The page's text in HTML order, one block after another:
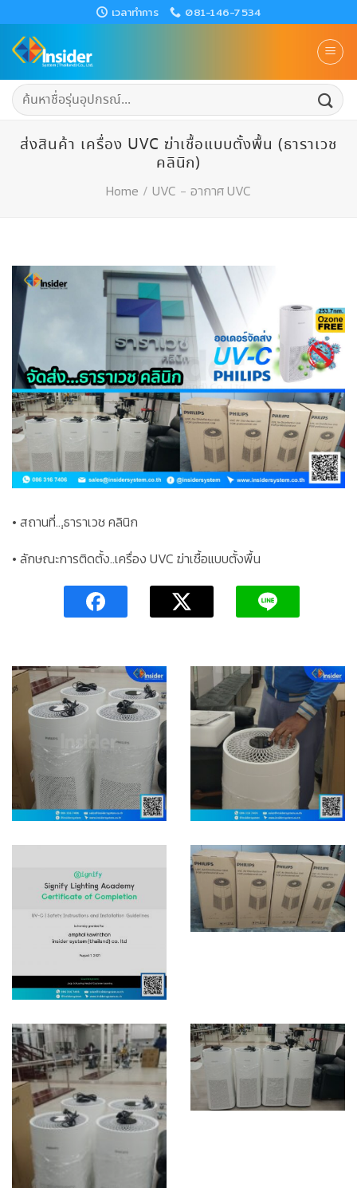
to
content
เวลาทำการ 081-146-7534
ค้นหา:
ส่งสินค้า เครื่อง UVC ฆ่าเชื้อแบบตั้งพื้น (ธาราเวช
คลินิก)
Home / UVC - อากาศ UVC
• สถานที่...ฺธาราเวช คลินิก
• ลักษณะการติดตั้ง..เครื่อง UVC ฆ่าเชื้อแบบตั้งพื้น